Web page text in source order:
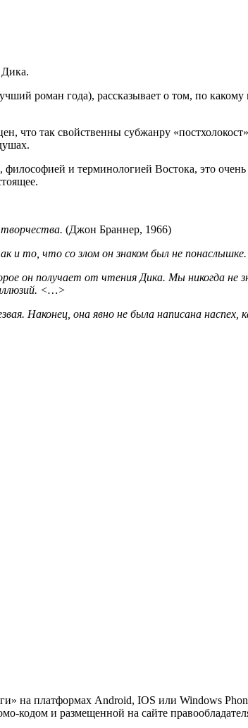
роман года), рассказывает о том, по какому
что так свойственны субжанру
и терминологией Востока, это
(Джон Браннер, 1966)
и то, что со злом он знаком был не
он получает от чтения Дика. Мы никогда не
<…>
Наконец, она явно не была написана наспех,
на платформах Android, IOS или Windows
кодом и размещенной на сайте